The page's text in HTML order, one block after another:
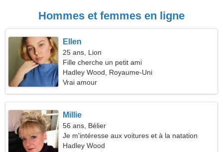
Hommes et femmes en ligne
Ellen
25 ans, Lion
Fille cherche un petit ami
Hadley Wood, Royaume-Uni
Vrai amour
Millie
56 ans, Bélier
Je m'intéresse aux voitures et à la natation
Hadley Wood